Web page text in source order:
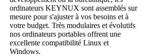
ordinateurs KEYNUX sont assemblés sur
mesure pour s'ajuster à vos besoins et à
votre budget. Très modulaires et évolutifs
nos ordinateurs portables offrent une
excellente compatibilité Linux et
Windows.